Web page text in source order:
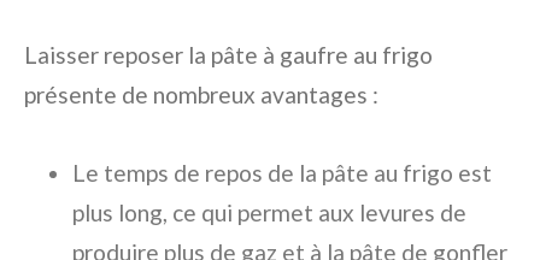
Laisser reposer la pâte à gaufre au frigo
présente de nombreux avantages :
Le temps de repos de la pâte au frigo est
plus long, ce qui permet aux levures de
produire plus de gaz et à la pâte de gonfler